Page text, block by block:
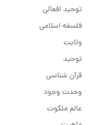
توحید افعالی
فلسفه اسلامی
ولایت
توحید
قرآن شناسی
وحدت وجود
عالم ملکوت